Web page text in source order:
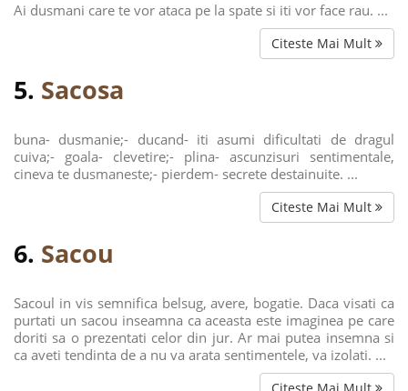
Ai dusmani care te vor ataca pe la spate si iti vor face rau. ...
Citeste Mai Mult
5. Sacosa
buna- dusmanie;- ducand- iti asumi dificultati de dragul
cuiva;- goala- clevetire;- plina- ascunzisuri sentimentale,
cineva te dusmaneste;- pierdem- secrete destainuite. ...
Citeste Mai Mult
6. Sacou
Sacoul in vis semnifica belsug, avere, bogatie. Daca visati ca
purtati un sacou inseamna ca aceasta este imaginea pe care
doriti sa o prezentati celor din jur. Ar mai putea insemna si
ca aveti tendinta de a nu va arata sentimentele, va izolati. ...